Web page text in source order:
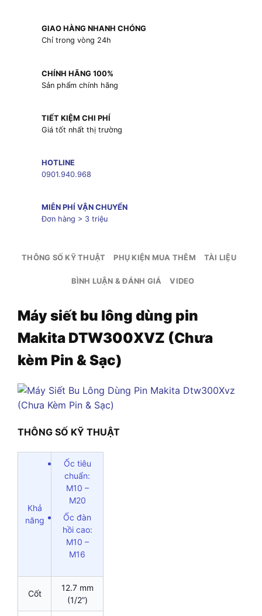
GIAO HÀNG NHANH CHÓNG
Chỉ trong vòng 24h
CHÍNH HÃNG 100%
Sản phẩm chính hãng
TIẾT KIỆM CHI PHÍ
Giá tốt nhất thị trường
HOTLINE
0901.940.968
MIỄN PHÍ VẬN CHUYỂN
Đơn hàng > 3 triệu
THÔNG SỐ KỸ THUẬT PHỤ KIỆN MUA THÊM TÀI LIỆU
BÌNH LUẬN & ĐÁNH GIÁ VIDEO
Máy siết bu lông dùng pin
Makita DTW300XVZ (Chưa
kèm Pin & Sạc)
THÔNG SỐ KỸ THUẬT
Khả
năng
Ốc tiêu
chuẩn:
M10 –
M20
Ốc đàn
hồi cao:
M10 –
M16
Cốt
12.7 mm
(1/2”)